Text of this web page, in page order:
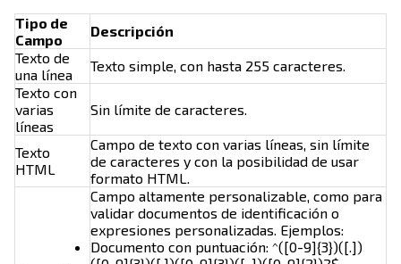
Tipo de
Campo
Descripción
Texto de
una línea
Texto simple, con hasta 255 caracteres.
Texto con
varias
líneas
Sin límite de caracteres.
Texto
HTML
Campo de texto con varias líneas, sin límite
de caracteres y con la posibilidad de usar
formato HTML.
Campo altamente personalizable, como para
validar documentos de identificación o
expresiones personalizadas. Ejemplos:
Documento con puntuación: ^([0-9]{3})([.])